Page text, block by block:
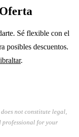
Sé flexible con el
posibles descuentos.
.
not constitute legal,
professional for your